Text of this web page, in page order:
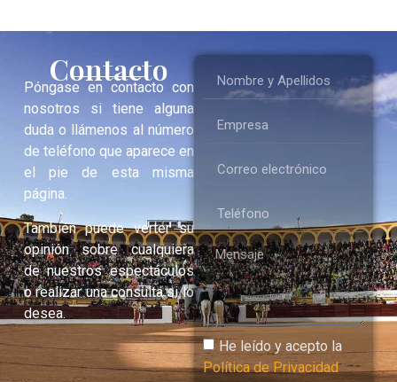
Contacto
Póngase en contacto con
nosotros si tiene alguna
duda o llámenos al número
de teléfono que aparece en
el pie de esta misma
página.
También puede verter su
opinión sobre cualquiera
de nuestros espectáculos
o realizar una consulta si lo
desea.
He leído y acepto la
Política de Privacidad